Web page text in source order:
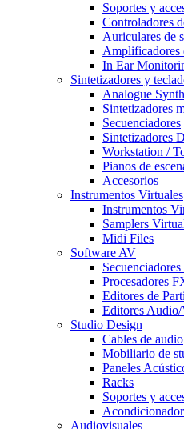
Soportes y
Controladores
Auriculares de
Amplificadores
In Ear
Sintetizadores y
Analogue
Sintetizadores
Secuenciadores
Sintetizadores
Workstation /
Pianos de
Accesorios
Instrumentos Virtuales
Instrumentos
Samplers
Midi Files
Software AV
Procesadores
Editores de
Editores
Studio Design
Cables de audio
Mobiliario de
Paneles
Racks
Soportes y
Audiovisuales